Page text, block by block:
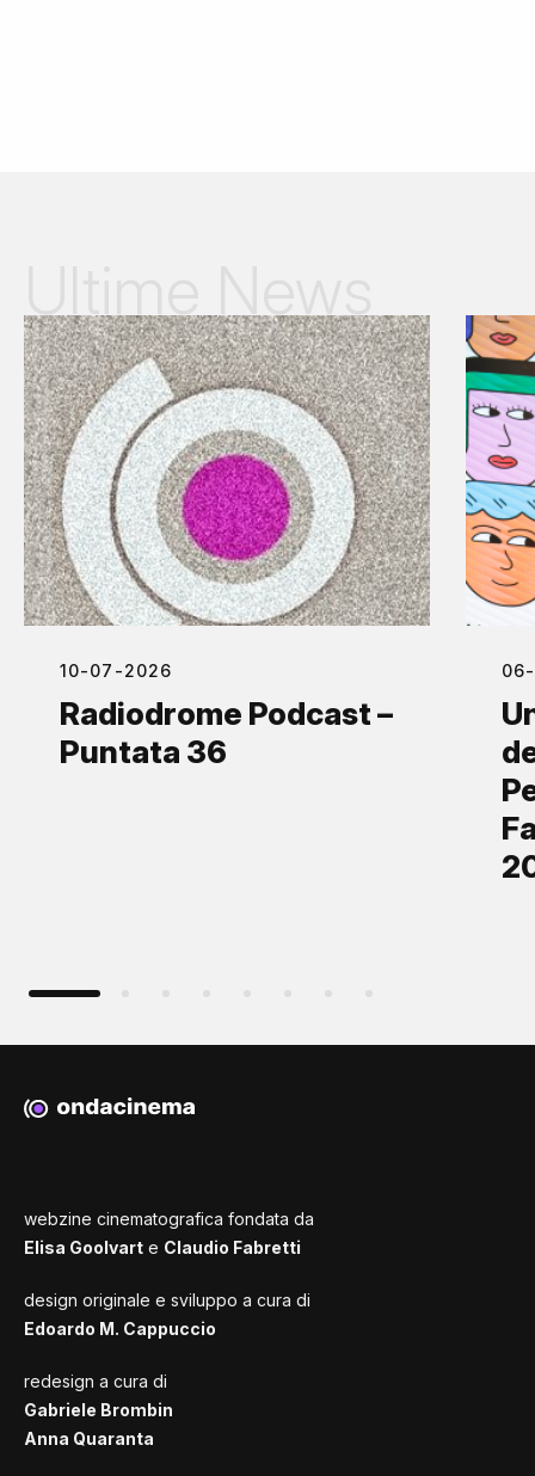
10-07-2026
Radiodrome Podcast –
Puntata 36
webzine cinematografica fondata da
Elisa Goolvart e Claudio Fabretti
design originale e sviluppo a cura di
Edoardo M. Cappuccio
redesign a cura di
Gabriele Brombin
Anna Quaranta